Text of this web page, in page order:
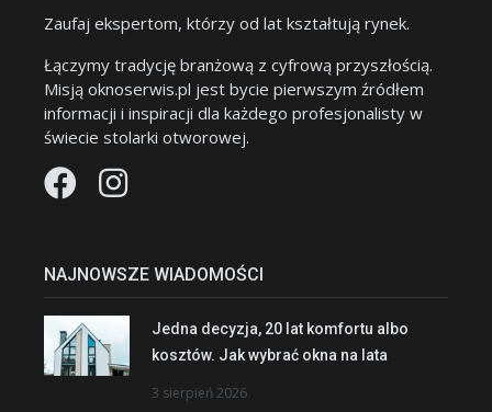
Zaufaj ekspertom, którzy od lat kształtują rynek.
Łączymy tradycję branżową z cyfrową przyszłością.
Misją oknoserwis.pl jest bycie pierwszym źródłem
informacji i inspiracji dla każdego profesjonalisty w
świecie stolarki otworowej.
NAJNOWSZE WIADOMOŚCI
Jedna decyzja, 20 lat komfortu albo
kosztów. Jak wybrać okna na lata
3 sierpień 2026